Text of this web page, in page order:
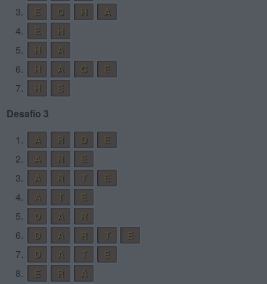
3.
E C H
A
4.
E
H
5.
H
A
6.
H A C
E
7.
H
E
Desafío 3
1.
A R D
E
2.
A R
E
3.
A R T
E
4.
A T
E
5.
D A
R
6.
D A R T
E
7.
D A T
E
8.
E R
A